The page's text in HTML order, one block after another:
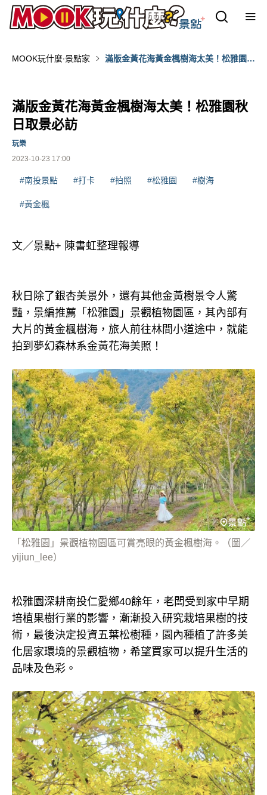
MOOK玩什麼‧景點家
滿版金黃花海黃金楓樹海太美！松雅園秋
滿版金黃花海黃金楓樹海太美！松雅園秋
日取景必訪
2023-10-23 17:00
玩樂
#南投景點 #打卡 #拍照 #松雅園 #樹海
#黃金楓
文／景點+ 陳書虹整理報導
秋日除了銀杏美景外，還有其他金黃樹景令人驚
豔，景編推薦「松雅園」景觀植物園區，其內部有
大片的黃金楓樹海，旅人前往林間小道途中，就能
拍到夢幻森林系金黃花海美照！
「松雅園」景觀植物園區可賞亮眼的黃金楓樹海。（圖／
yijiun_lee）
松雅園深耕南投仁愛鄉40餘年，老闆受到家中早期
培植果樹行業的影響，漸漸投入研究栽培果樹的技
術，最後決定投資五葉松樹種，園內種植了許多美
化居家環境的景觀植物，希望買家可以提升生活的
品味及色彩。